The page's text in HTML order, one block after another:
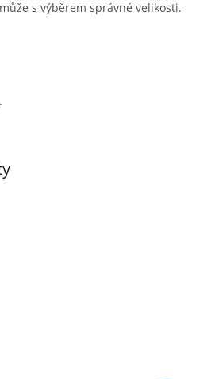
s výběrem správné velikosti.